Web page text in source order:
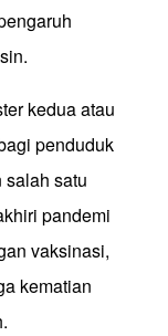
kedua atau
penduduk
salah satu
pandemi
vaksinasi,
kematian